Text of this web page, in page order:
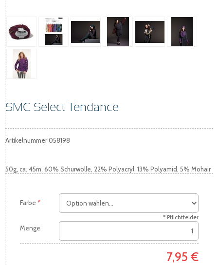
SMC Select Tendance
Artikelnummer058198
50g, ca. 45m, 60% Schurwolle, 22% Polyacryl, 13% Polyamid, 5% Mohair
Farbe *
* Pflichtfelder
Menge
7,95 €